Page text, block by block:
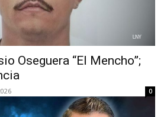
Oseguera “El Mencho”;
0